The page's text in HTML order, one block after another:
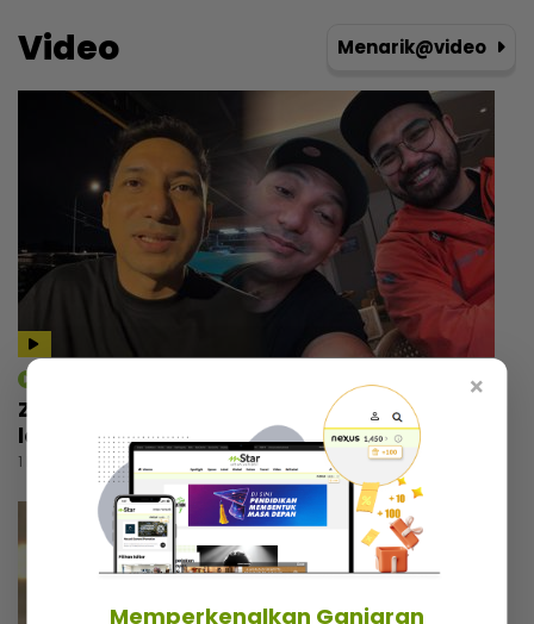
Video Menarik@video
Zizan Razak rancang wujudkan platform
lawak, beri bayangan ‘comeback’ Jozan
1 hari lalu
×
Memperkenalkan Ganjaran